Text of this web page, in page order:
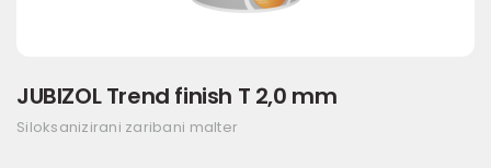
JUBIZOL Trend finish T 2,0 mm
Siloksanizirani zaribani malter